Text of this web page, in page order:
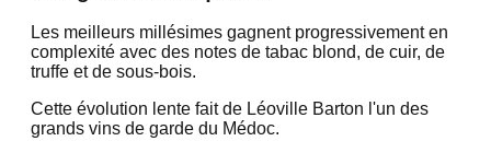
Les meilleurs millésimes gagnent progressivement en
complexité avec des notes de tabac blond, de cuir, de
truffe et de sous-bois.
Cette évolution lente fait de Léoville Barton l'un des
grands vins de garde du Médoc.